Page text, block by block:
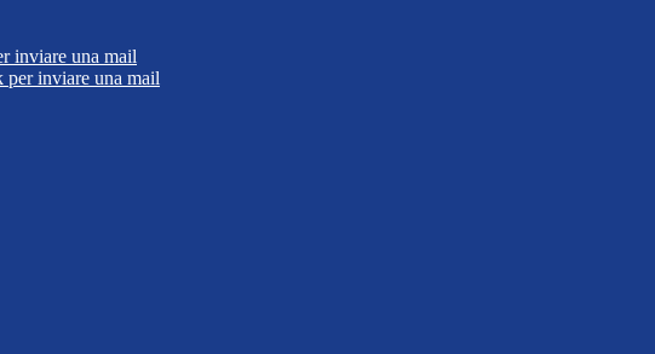
inviare una mail
per inviare una mail